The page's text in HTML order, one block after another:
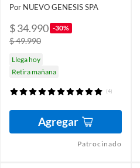
Por NUEVO GENESIS SPA
$ 34.990 -30%
$ 49.990
Llega hoy
Retira mañana
(4)
Agregar
Patrocinado